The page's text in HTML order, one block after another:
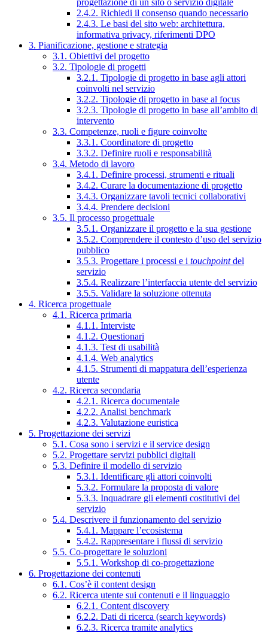
progettazione di un sito o servizio digitale
2.4.2. Richiedi il consenso quando necessario
2.4.3. Le basi del sito web: architettura,
informativa privacy, riferimenti DPO
3. Pianificazione, gestione e strategia
3.1. Obiettivi del progetto
3.2. Tipologie di progetti
3.2.1. Tipologie di progetto in base agli attori
coinvolti nel servizio
3.2.2. Tipologie di progetto in base al focus
3.2.3. Tipologie di progetto in base all’ambito di
intervento
3.3. Competenze, ruoli e figure coinvolte
3.3.1. Coordinatore di progetto
3.3.2. Definire ruoli e responsabilità
3.4. Metodo di lavoro
3.4.1. Definire processi, strumenti e rituali
3.4.2. Curare la documentazione di progetto
3.4.3. Organizzare tavoli tecnici collaborativi
3.4.4. Prendere decisioni
3.5. Il processo progettuale
3.5.1. Organizzare il progetto e la sua gestione
3.5.2. Comprendere il contesto d’uso del servizio
pubblico
3.5.3. Progettare i processi e i touchpointdel
servizio
3.5.4. Realizzare l’interfaccia utente del servizio
3.5.5. Validare la soluzione ottenuta
4. Ricerca progettuale
4.1. Ricerca primaria
4.1.1. Interviste
4.1.2. Questionari
4.1.3. Test di usabilità
4.1.4. Web analytics
4.1.5. Strumenti di mappatura dell’esperienza
utente
4.2. Ricerca secondaria
4.2.1. Ricerca documentale
4.2.2. Analisi benchmark
4.2.3. Valutazione euristica
5. Progettazione dei servizi
5.1. Cosa sono i servizi e il service design
5.2. Progettare servizi pubblici digitali
5.3. Definire il modello di servizio
5.3.1. Identificare gli attori coinvolti
5.3.2. Formulare la proposta di valore
5.3.3. Inquadrare gli elementi costitutivi del
servizio
5.4. Descrivere il funzionamento del servizio
5.4.1. Mappare l’ecosistema
5.4.2. Rappresentare i flussi di servizio
5.5. Co-progettare le soluzioni
5.5.1. Workshop di co-progettazione
6. Progettazione dei contenuti
6.1. Cos’è il content design
6.2. Ricerca utente sui contenuti e il linguaggio
6.2.1. Content discovery
6.2.2. Dati di ricerca (search keywords)
6.2.3. Ricerca tramite analytics